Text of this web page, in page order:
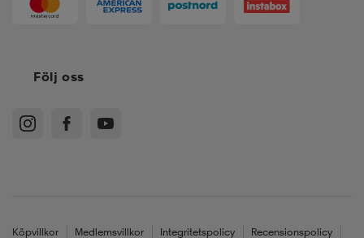
Följ oss
Köpvillkor Medlemsvillkor Integritetspolicy Recensionspolicy